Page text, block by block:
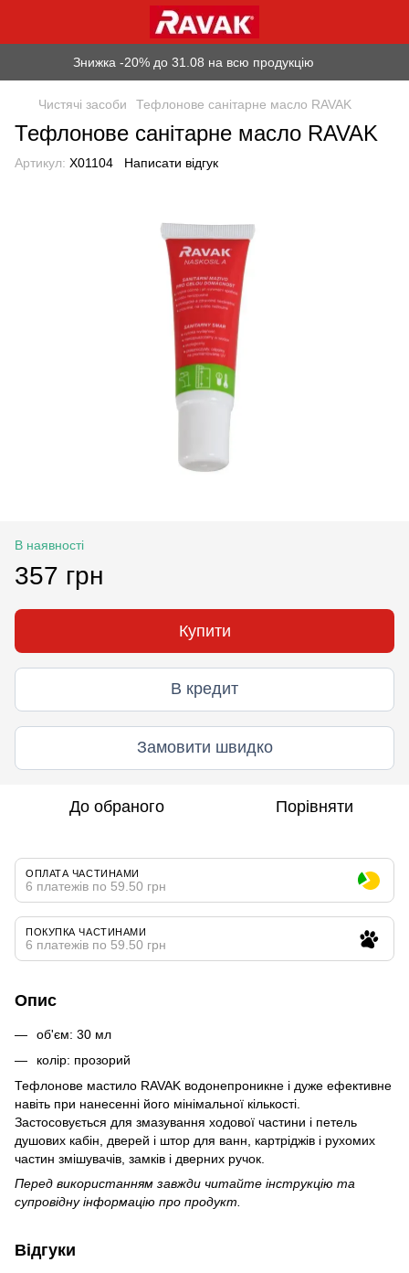
Знижка -20% до 31.08 на всю продукцію
Чистячі засоби Тефлонове санітарне масло RAVAK
Тефлонове санітарне масло RAVAK
Артикул: X01104 Написати відгук
В наявності
357 грн
Купити
В кредит
Замовити швидко
До обраного Порівняти
ОПЛАТА ЧАСТИНАМИ
6 платежів по 59.50 грн
ПОКУПКА ЧАСТИНАМИ
6 платежів по 59.50 грн
Опис
об'єм: 30 мл
колір: прозорий
Тефлонове мастило RAVAK водонепроникне і дуже ефективне
навіть при нанесенні його мінімальної кількості.
Застосовується для змазування ходової частини і петель
душових кабін, дверей і штор для ванн, картріджів і рухомих
частин змішувачів, замків і дверних ручок.
Перед використанням завжди читайте інструкцію та
супровідну інформацію про продукт.
Відгуки